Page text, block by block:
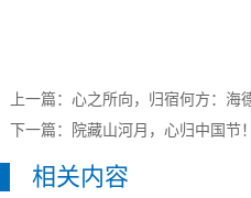
上一篇： 心之所向，归宿何方：海
下一篇：
院藏山河月，心归中国节！
相关内容